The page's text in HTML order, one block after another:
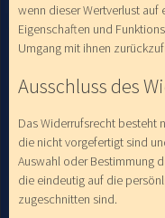
wenn dieser Wertverlust auf
Eigenschaften und
Umgang mit ihnen
Ausschluss des
Das Widerrufsrecht besteht
die nicht vorgefertigt sind
Auswahl oder Bestimmung
die eindeutig auf die
zugeschnitten sind.